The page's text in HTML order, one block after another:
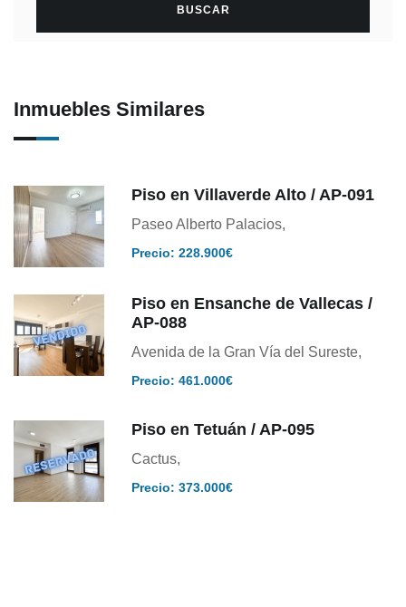
Inmuebles Similares
Piso en Villaverde Alto / AP-091
Paseo Alberto Palacios,
Precio: 228.900€
Piso en Ensanche de Vallecas /
AP-088
Avenida de la Gran Vía del Sureste,
Precio: 461.000€
Piso en Tetuán / AP-095
Cactus,
Precio: 373.000€